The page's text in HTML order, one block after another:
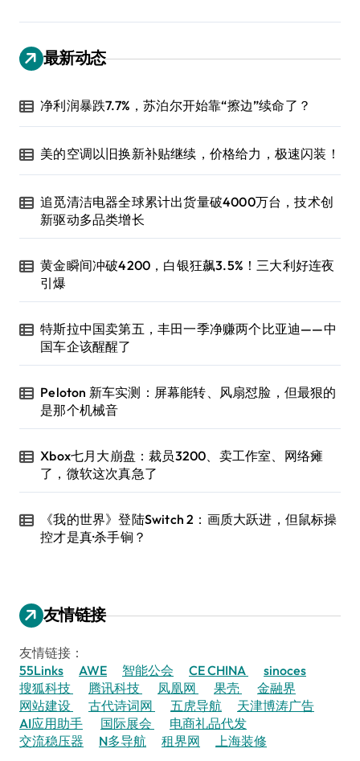
最新动态
净利润暴跌7.7%，苏泊尔开始靠“擦边”续命了？
美的空调以旧换新补贴继续，价格给力，极速闪装！
追觅清洁电器全球累计出货量破4000万台，技术创
新驱动多品类增长
黄金瞬间冲破4200，白银狂飙3.5%！三大利好连夜
引爆
特斯拉中国卖第五，丰田一季净赚两个比亚迪——中
国车企该醒醒了
Peloton 新车实测：屏幕能转、风扇怼脸，但最狠的
是那个机械音
Xbox七月大崩盘：裁员3200、卖工作室、网络瘫
了，微软这次真急了
《我的世界》登陆Switch 2：画质大跃进，但鼠标操
控才是真·杀手锏？
友情链接
友情链接：
55Links
AWE 智能公会 CE CHINA
sinoces
搜狐科技
腾讯科技 凤凰网 果壳
金融界
网站建设
古代诗词网 五虎导航
天津博涛广告
AI应用助手
国际展会
电商礼品代发
交流稳压器
N多导航 租界网 上海装修